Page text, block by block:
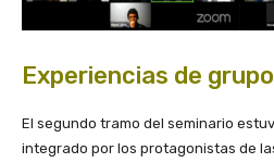
Experiencias de
El segundo tramo del seminario
integrado por los protagonistas de